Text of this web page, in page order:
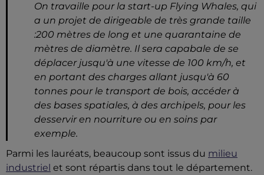
On travaille pour la start-up Flying Whales, qui
a un projet de dirigeable de très grande taille
:200 mètres de long et une quarantaine de
mètres de diamètre. Il sera capabale de se
déplacer jusqu'à une vitesse de 100 km/h, et
en portant des charges allant jusqu'à 60
tonnes pour le transport de bois, accéder à
des bases spatiales, à des archipels, pour les
desservir en nourriture ou en soins par
exemple.
Parmi les lauréats, beaucoup sont issus du milieu
industriel et sont répartis dans tout le département.